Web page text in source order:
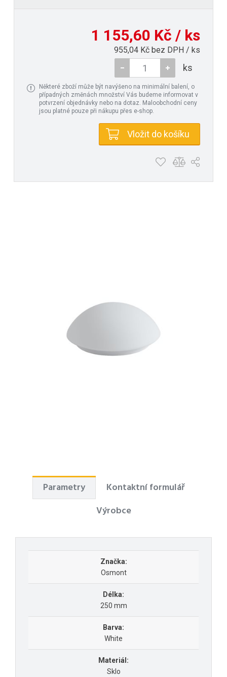
1 155,60 Kč / ks
955,04 Kč bez DPH / ks
ks
Některé zboží může být navýšeno na minimální balení, o
případných změnách množství Vás budeme informovat v
potvrzení objednávky nebo na dotaz. Maloobchodní ceny
jsou platné pouze při nákupu přes e-shop.
Vložit do košíku
Parametry
Kontaktní formulář
Výrobce
Značka:
Osmont
Délka:
250 mm
Barva:
White
Materiál:
Sklo